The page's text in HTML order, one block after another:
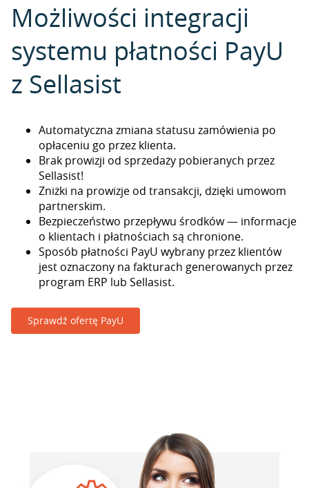
Możliwości integracji
systemu płatności PayU
z Sellasist
Automatyczna zmiana statusu zamówienia po
opłaceniu go przez klienta.
Brak prowizji od sprzedaży pobieranych przez
Sellasist!
Zniżki na prowizje od transakcji, dzięki umowom
partnerskim.
Bezpieczeństwo przepływu środków — informacje
o klientach i płatnościach są chronione.
Sposób płatności PayU wybrany przez klientów
jest oznaczony na fakturach generowanych przez
program ERP lub Sellasist.
Sprawdź ofertę PayU